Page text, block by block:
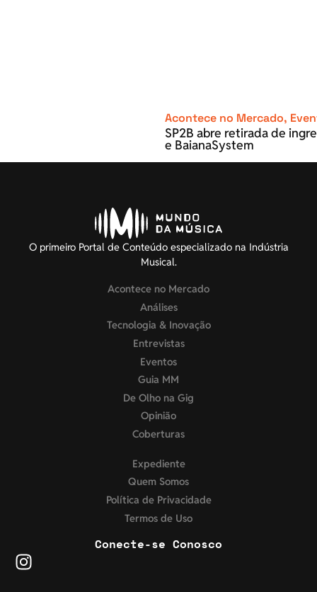
Acontece no Mercado,
SP2B abre retirada de
e BaianaSystem
O primeiro Portal de Conteúdo especializado na Indústria
Musical.
Acontece no Mercado
Análises
Tecnologia & Inovação
Entrevistas
Eventos
Guia MM
De Olho na Gig
Opinião
Coberturas
Expediente
Quem Somos
Política de Privacidade
Termos de Uso
Conecte-se Conosco